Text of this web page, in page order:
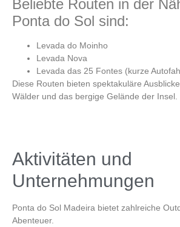
Beliebte Routen in der
Ponta do Sol sind:
Levada do Moinho
Levada Nova
Levada das 25 Fontes (kurze
Diese Routen bieten spektakuläre
Wälder und das bergige Gelände der Insel.
Aktivitäten und
Unternehmungen
Ponta do Sol Madeira bietet zahlreiche
Abenteuer.